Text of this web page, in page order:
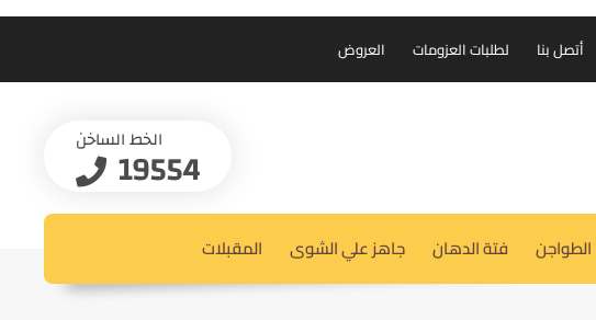
العروض لطلبات العزومات أتصل بنا
الخط الساخن
19554
المقبلات جاهز علي الشوى فتة الدهان الطواجن